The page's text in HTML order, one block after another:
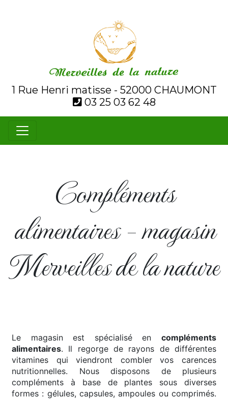
1 Rue Henri matisse - 52000 CHAUMONT
03 25 03 62 48
Compléments
alimentaires – magasin
Merveilles de la nature
Le magasin est spécialisé en compléments
alimentaires. Il regorge de rayons de différentes
vitamines qui viendront combler vos carences
nutritionnelles. Nous disposons de plusieurs
compléments à base de plantes sous diverses
formes : gélules, capsules, ampoules ou comprimés.